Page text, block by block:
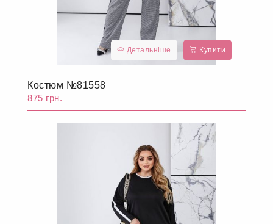
Детальніше Купити
Костюм №81558
875 грн.